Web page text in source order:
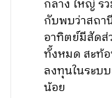
กลาง ใหญ่ ร
กับพบว่าสถา
อาทิตย์มีสัดส่
ทั้งหมด สะท้อ
ลงทุนในระบ
น้อย